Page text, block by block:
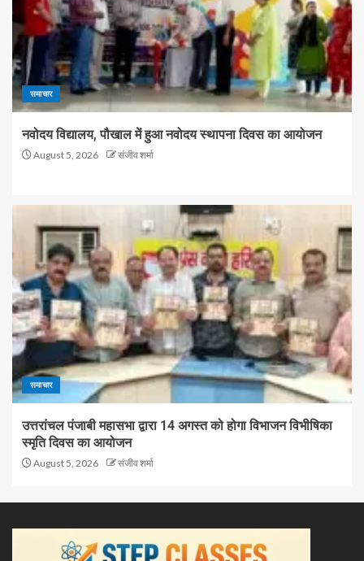
समाचार
नवोदय विद्यालय, पौखाल में हुआ नवोदय स्थापना दिवस का आयोजन
August 5, 2026 संजीव शर्मा
समाचार
उत्तरांचल पंजाबी महासभा द्वारा 14 अगस्त को होगा विभाजन विभीषिका
स्मृति दिवस का आयोजन
August 5, 2026 संजीव शर्मा